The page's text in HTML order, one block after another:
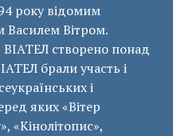
року відомим
Василем Вітром.
ВІАТЕЛ створено понад
брали участь і
і
яких «Вітер
«Кінолітопис»,